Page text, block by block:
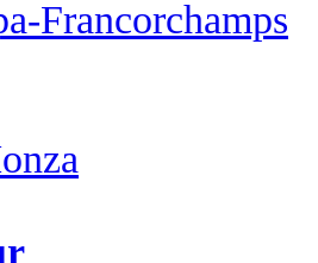
Francorchamps